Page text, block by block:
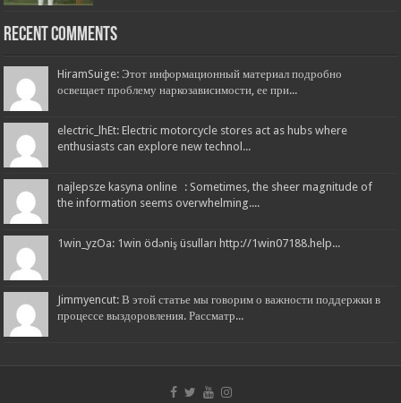
Recent Comments
HiramSuige: Этот информационный материал подробно
освещает проблему наркозависимости, ее при...
electric_lhEt: Electric motorcycle stores act as hubs where
enthusiasts can explore new technol...
najlepsze kasyna online : Sometimes, the sheer magnitude of
the information seems overwhelming....
1win_yzOa: 1win ödəniş üsulları http://1win07188.help...
Jimmyencut: В этой статье мы говорим о важности поддержки в
процессе выздоровления. Рассматр...